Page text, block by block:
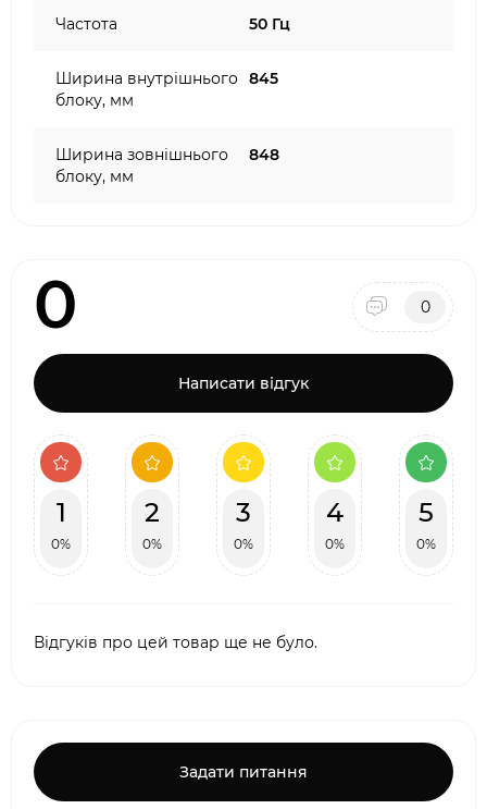
Частота 50 Гц
Ширина внутрішнього
блоку, мм
845
Ширина зовнішнього
блоку, мм
848
0 0
Написати відгук
1
0%
2
0%
3
0%
4
0%
5
0%
Відгуків про цей товар ще не було.
Задати питання